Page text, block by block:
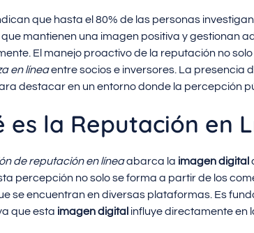
que hasta el 80% de las personas
mantienen una imagen positiva y gestionan
El manejo proactivo de la reputación no
en líneaentre socios e inversores. La presencia
destacar en un entorno donde la percepción
es la Reputación en
de reputación en líneaabarca la imagen digital
percepción no solo se forma a partir de los
se encuentran en diversas plataformas. Es
que esta imagen digital influye directamente en